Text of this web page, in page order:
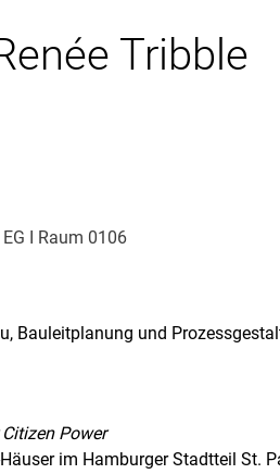
Tribble
I Raum 0106
Bauleitplanung und
Power
im Hamburger Stadtteil St.